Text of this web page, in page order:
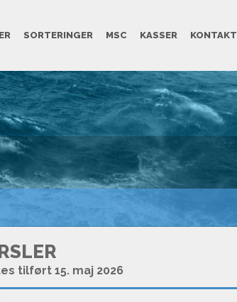
SORTERINGER MSC KASSER KONTAKT
tilført 15. maj 2026